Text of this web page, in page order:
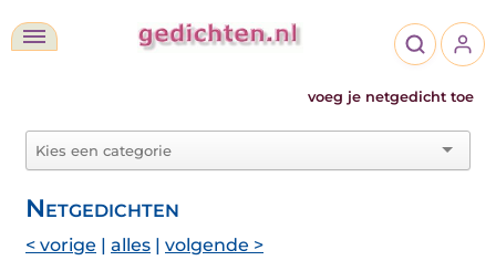
voeg je netgedicht toe
Netgedichten
< vorige | alles | volgende >